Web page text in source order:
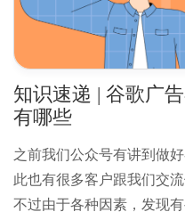
知识速递 | 谷歌广
有哪些
之前我们公众号有讲到做
此也有很多客户跟我们交
不过由于各种因素，发现